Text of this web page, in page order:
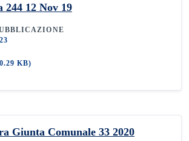
244 12 Nov 19
KB)
Giunta Comunale 33 2020